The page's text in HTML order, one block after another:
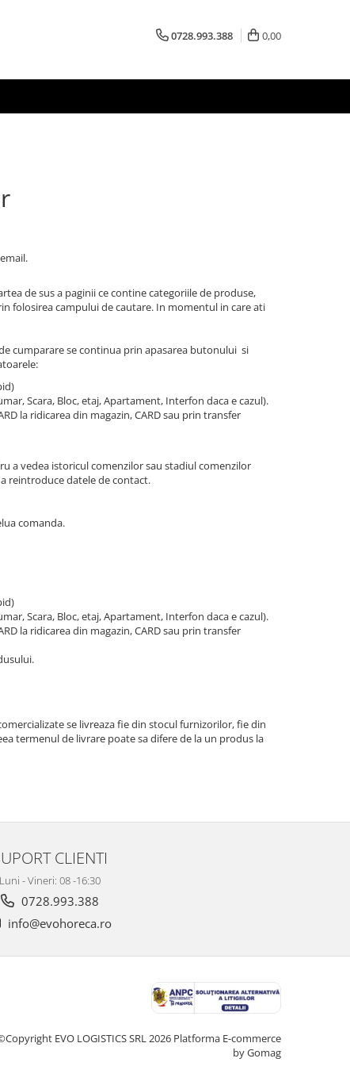
0728.993.388 0,00
de sus a paginii ce contine categoriile de produse,
folosirea campului de cautare. In momentul in care ati
cumparare se continua prin apasarea butonului si
Scara, Bloc, etaj, Apartament, Interfon daca e cazul).
la ridicarea din magazin, CARD sau prin transfer
a vedea istoricul comenzilor sau stadiul comenzilor
reintroduce datele de contact.
comanda.
Scara, Bloc, etaj, Apartament, Interfon daca e cazul).
la ridicarea din magazin, CARD sau prin transfer
se livreaza fie din stocul furnizorilor, fie din
termenul de livrare poate sa difere de la un produs la
CLIENTI
Luni - Vineri: 08 -16:30
0728.993.388
info@evohoreca.ro
EVO LOGISTICS SRL 2026 Platforma E-commerce
by Gomag